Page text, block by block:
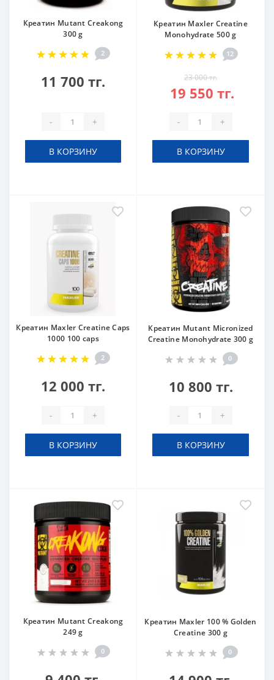
Креатин Mutant Creakong
300 g
2
11 700 тг.
- +
В КОРЗИНУ
Креатин Maxler Creatine
Monohydrate 500 g
12
23 000 тг.
19 550 тг.
- +
В КОРЗИНУ
Креатин Maxler Creatine Caps
1000 100 caps
2
12 000 тг.
- +
В КОРЗИНУ
Креатин Mutant Micronized
Creatine Monohydrate 300 g
0
10 800 тг.
- +
В КОРЗИНУ
Креатин Mutant Creakong
249 g
0
Креатин Maxler 100 % Golden
Creatine 300 g
0